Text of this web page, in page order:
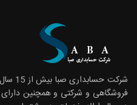
شرکت
فروشگاهی و شرکتی و همچنین دارای